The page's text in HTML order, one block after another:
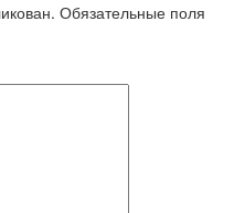
Обязательные поля